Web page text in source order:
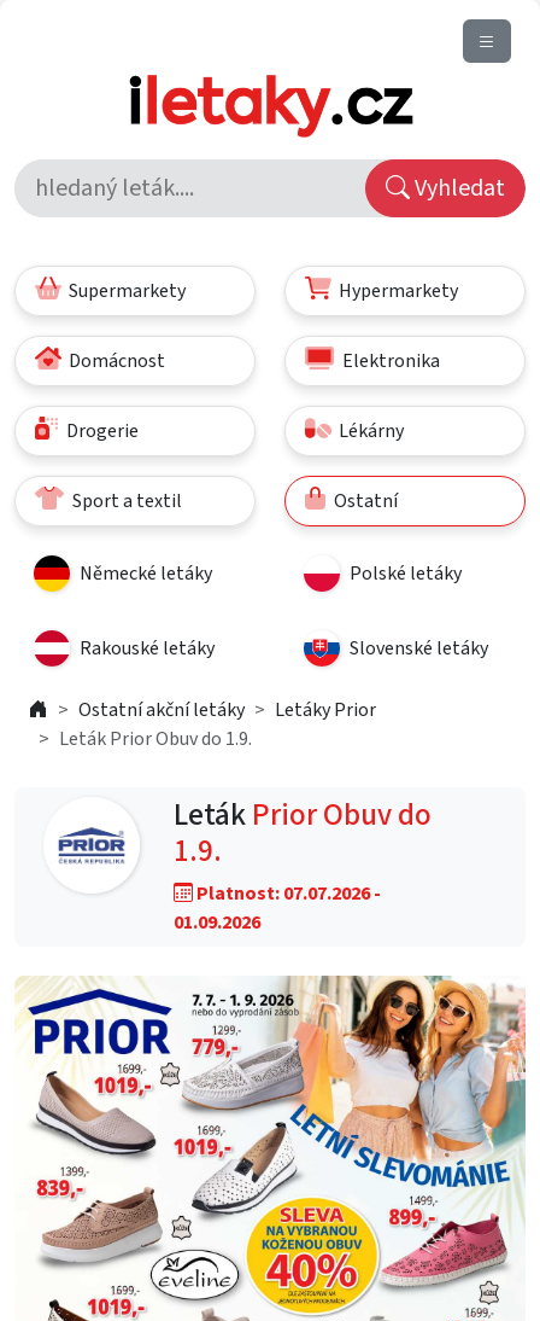
Vyhledat
Supermarkety Hypermarkety
Domácnost Elektronika
Drogerie Lékárny
Sport a textil Ostatní
Německé letáky Polské letáky
Rakouské letáky Slovenské letáky
Ostatní akční letáky
Letáky Prior
Leták Prior Obuv do 1.9.
LetákPrior Obuv do
1.9.
Platnost: 07.07.2026 -
01.09.2026